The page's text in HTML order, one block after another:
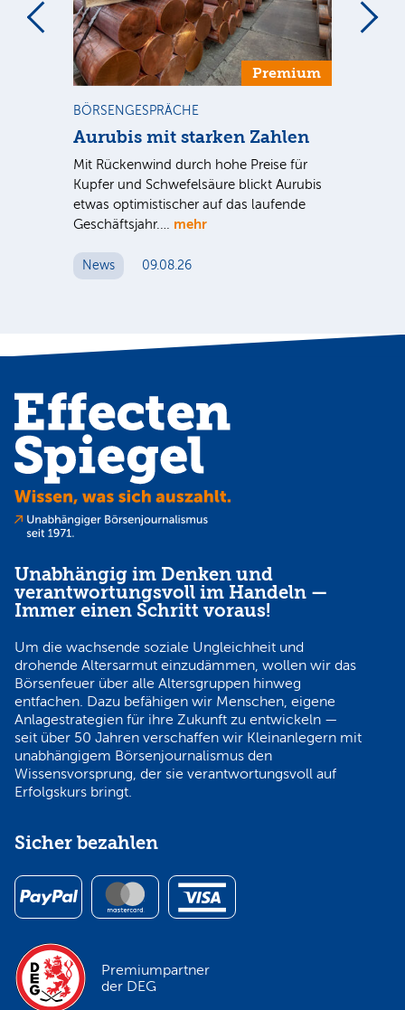
Premium
BÖRSENGESPRÄCHE
Aurubis mit starken Zahlen
Mit Rückenwind durch hohe Preise für
Kupfer und Schwefelsäure blickt Aurubis
etwas optimistischer auf das laufende
Geschäftsjahr.… mehr
News 09.08.26
Unabhängig im Denken und
verantwortungsvoll im Handeln —
Immer einen Schritt voraus!
Um die wachsende soziale Ungleichheit und
drohende Altersarmut einzudämmen, wollen wir das
Börsenfeuer über alle Altersgruppen hinweg
entfachen. Dazu befähigen wir Menschen, eigene
Anlagestrategien für ihre Zukunft zu entwickeln —
seit über 50 Jahren verschaffen wir Kleinanlegern mit
unabhängigem Börsenjournalismus den
Wissensvorsprung, der sie verantwortungsvoll auf
Erfolgskurs bringt.
Sicher bezahlen
Premiumpartner
der DEG